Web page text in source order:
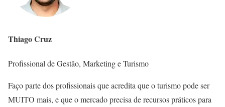
Thiago Cruz
Profissional de Gestão, Marketing e Turismo
Faço parte dos profissionais que acredita que o turismo pode ser
MUITO mais, e que o mercado precisa de recursos práticos para